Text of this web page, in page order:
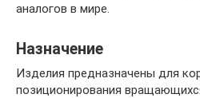
аналогов в мире.
Назначение
Изделия предназначены для
позиционирования